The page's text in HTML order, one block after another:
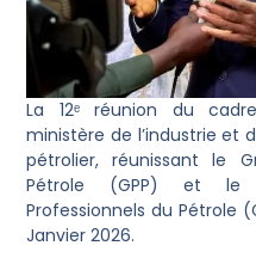
La 12ᵉ réunion du
ministère de l’industrie et
pétrolier, réunissant le
Pétrole (GPP) et le
Professionnels du Pétrole
Janvier 2026.